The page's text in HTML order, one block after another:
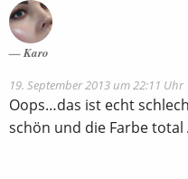
Karo
19. September 2013 um 22:11 Uhr
Oops…das ist echt
schön und die Farbe